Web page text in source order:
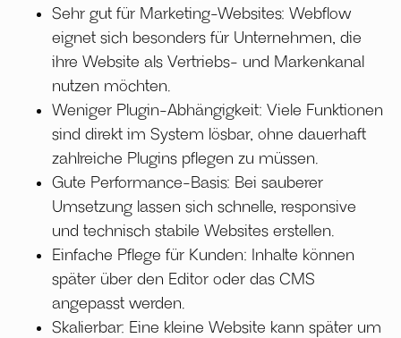
Sehr gut für Marketing-Websites: Webflow
eignet sich besonders für Unternehmen, die
ihre Website als Vertriebs- und Markenkanal
nutzen möchten.
Weniger Plugin-Abhängigkeit: Viele Funktionen
sind direkt im System lösbar, ohne dauerhaft
zahlreiche Plugins pflegen zu müssen.
Gute Performance-Basis: Bei sauberer
Umsetzung lassen sich schnelle, responsive
und technisch stabile Websites erstellen.
Einfache Pflege für Kunden: Inhalte können
später über den Editor oder das CMS
angepasst werden.
Skalierbar: Eine kleine Website kann später um